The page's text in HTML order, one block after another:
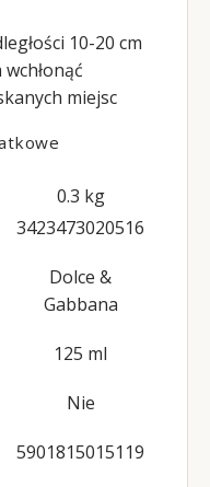
10-20 cm
miejsc
0.3 kg
3423473020516
Dolce &
Gabbana
125 ml
Nie
5901815015119